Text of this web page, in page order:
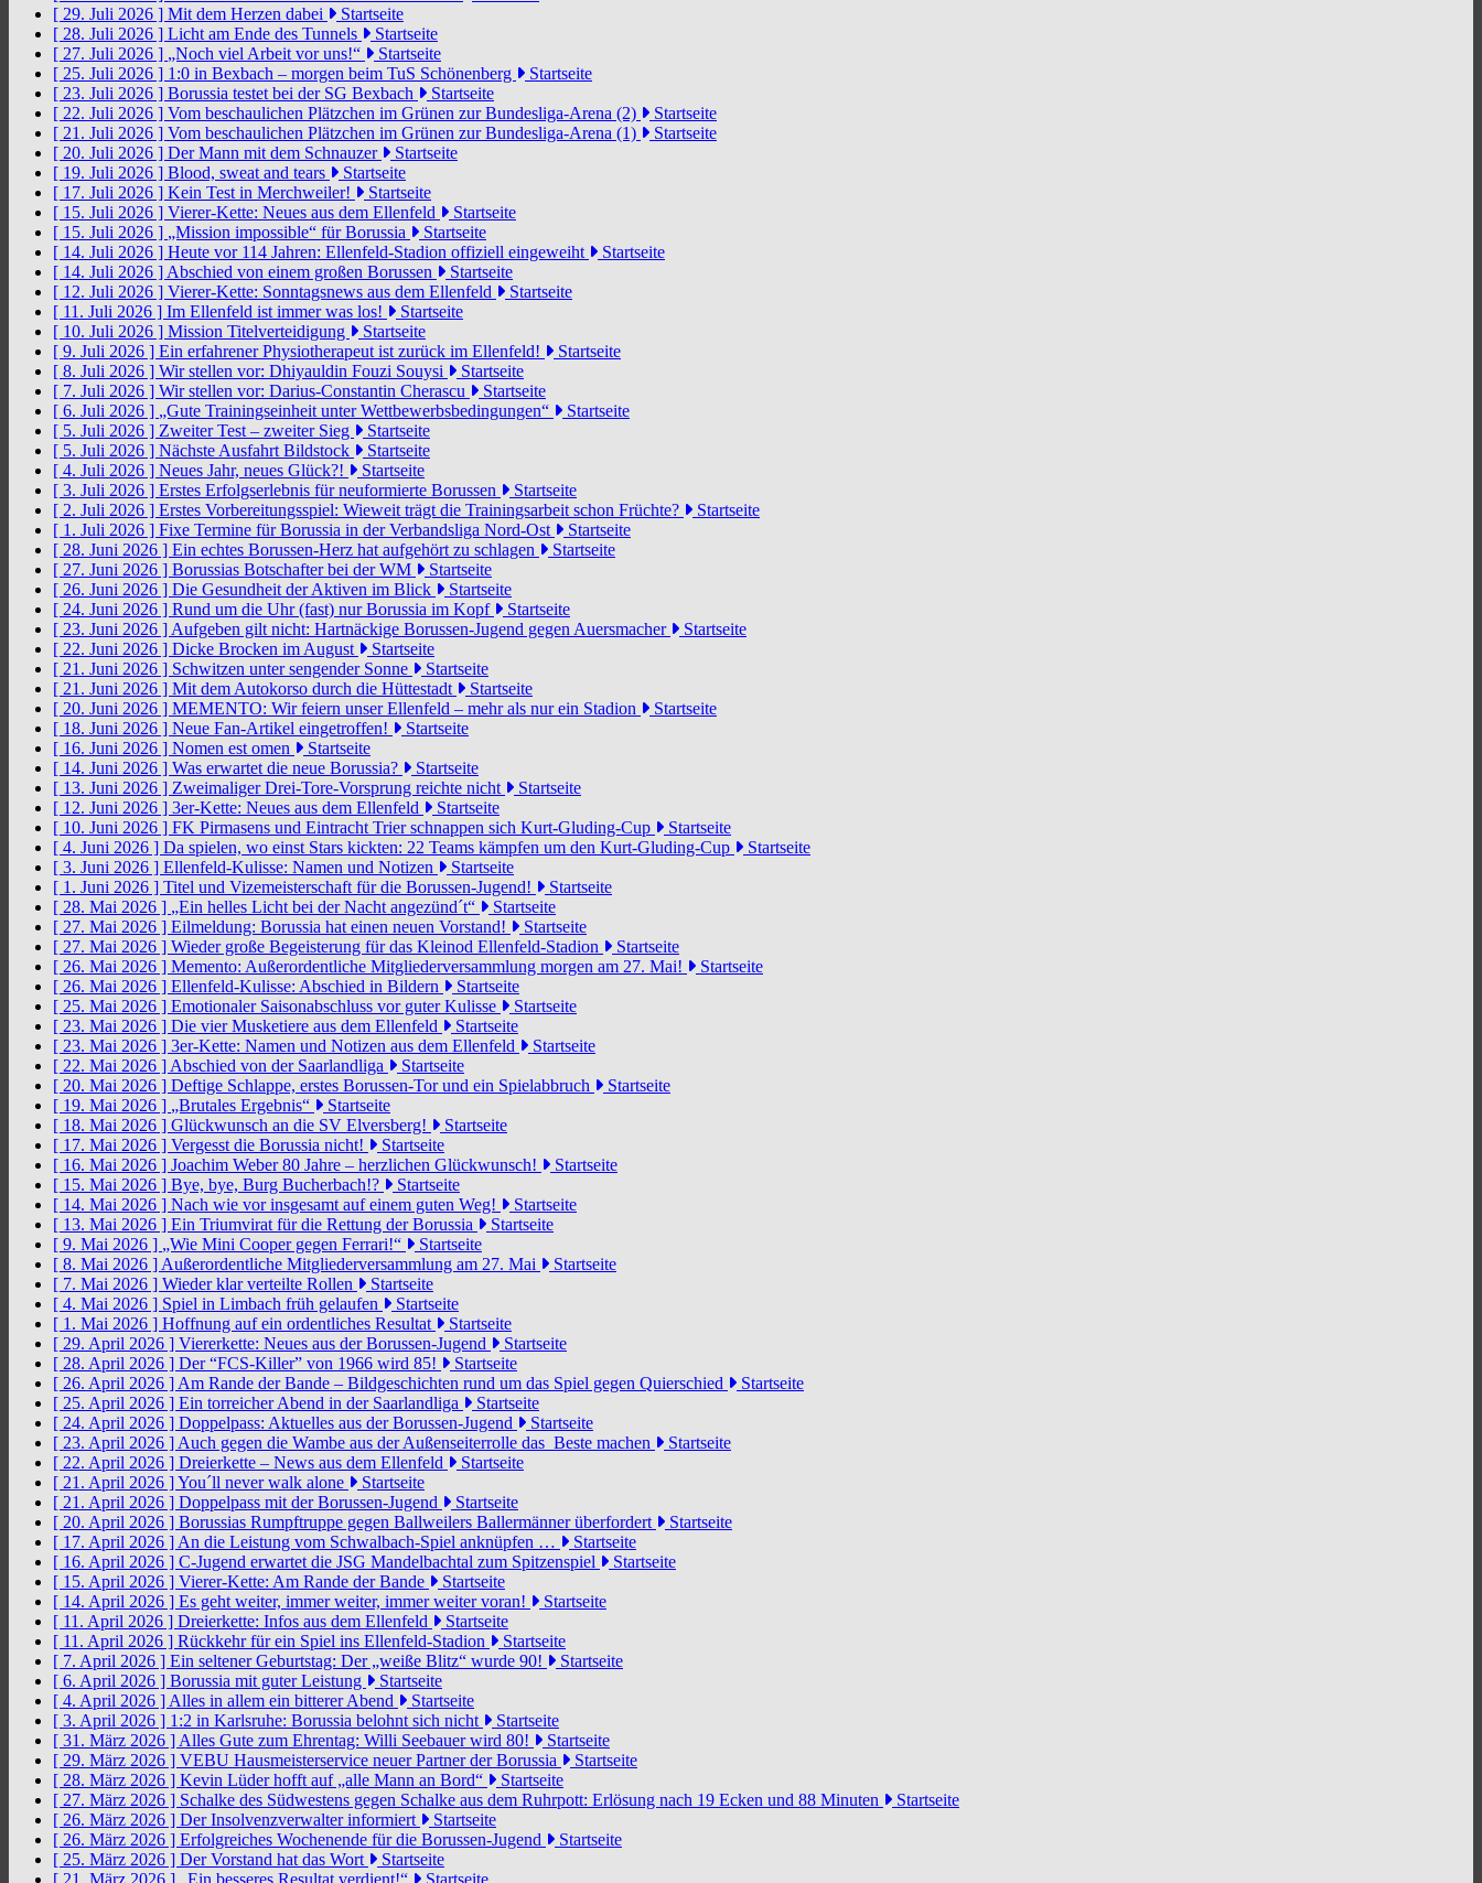
[ 29. Juli 2026 ] Mit dem Herzen dabei
Startseite
[ 28. Juli 2026 ] Licht am Ende des Tunnels
Startseite
[ 27. Juli 2026 ] „Noch viel Arbeit vor uns!“
Startseite
[ 25. Juli 2026 ] 1:0 in Bexbach – morgen beim TuS Schönenberg
Startseite
[ 23. Juli 2026 ] Borussia testet bei der SG Bexbach
Startseite
[ 22. Juli 2026 ] Vom beschaulichen Plätzchen im Grünen zur Bundesliga-Arena (2)
Startseite
[ 21. Juli 2026 ] Vom beschaulichen Plätzchen im Grünen zur Bundesliga-Arena (1)
Startseite
[ 20. Juli 2026 ] Der Mann mit dem Schnauzer
Startseite
[ 19. Juli 2026 ] Blood, sweat and tears
Startseite
[ 17. Juli 2026 ] Kein Test in Merchweiler!
Startseite
[ 15. Juli 2026 ] Vierer-Kette: Neues aus dem Ellenfeld
Startseite
[ 15. Juli 2026 ] „Mission impossible“ für Borussia
Startseite
[ 14. Juli 2026 ] Heute vor 114 Jahren: Ellenfeld-Stadion offiziell eingeweiht
Startseite
[ 14. Juli 2026 ] Abschied von einem großen Borussen
Startseite
[ 12. Juli 2026 ] Vierer-Kette: Sonntagsnews aus dem Ellenfeld
Startseite
[ 11. Juli 2026 ] Im Ellenfeld ist immer was los!
Startseite
[ 10. Juli 2026 ] Mission Titelverteidigung
Startseite
[ 9. Juli 2026 ] Ein erfahrener Physiotherapeut ist zurück im Ellenfeld!
Startseite
[ 8. Juli 2026 ] Wir stellen vor: Dhiyauldin Fouzi Souysi
Startseite
[ 7. Juli 2026 ] Wir stellen vor: Darius-Constantin Cherascu
Startseite
[ 6. Juli 2026 ] „Gute Trainingseinheit unter Wettbewerbsbedingungen“
Startseite
[ 5. Juli 2026 ] Zweiter Test – zweiter Sieg
Startseite
[ 5. Juli 2026 ] Nächste Ausfahrt Bildstock
Startseite
[ 4. Juli 2026 ] Neues Jahr, neues Glück?!
Startseite
[ 3. Juli 2026 ] Erstes Erfolgserlebnis für neuformierte Borussen
Startseite
[ 2. Juli 2026 ] Erstes Vorbereitungsspiel: Wieweit trägt die Trainingsarbeit schon Früchte?
Startseite
[ 1. Juli 2026 ] Fixe Termine für Borussia in der Verbandsliga Nord-Ost
Startseite
[ 28. Juni 2026 ] Ein echtes Borussen-Herz hat aufgehört zu schlagen
Startseite
[ 27. Juni 2026 ] Borussias Botschafter bei der WM
Startseite
[ 26. Juni 2026 ] Die Gesundheit der Aktiven im Blick
Startseite
[ 24. Juni 2026 ] Rund um die Uhr (fast) nur Borussia im Kopf
Startseite
[ 23. Juni 2026 ] Aufgeben gilt nicht: Hartnäckige Borussen-Jugend gegen Auersmacher
Startseite
[ 22. Juni 2026 ] Dicke Brocken im August
Startseite
[ 21. Juni 2026 ] Schwitzen unter sengender Sonne
Startseite
[ 21. Juni 2026 ] Mit dem Autokorso durch die Hüttestadt
Startseite
[ 20. Juni 2026 ] MEMENTO: Wir feiern unser Ellenfeld – mehr als nur ein Stadion
Startseite
[ 18. Juni 2026 ] Neue Fan-Artikel eingetroffen!
Startseite
[ 16. Juni 2026 ] Nomen est omen
Startseite
[ 14. Juni 2026 ] Was erwartet die neue Borussia?
Startseite
[ 13. Juni 2026 ] Zweimaliger Drei-Tore-Vorsprung reichte nicht
Startseite
[ 12. Juni 2026 ] 3er-Kette: Neues aus dem Ellenfeld
Startseite
[ 10. Juni 2026 ] FK Pirmasens und Eintracht Trier schnappen sich Kurt-Gluding-Cup
Startseite
[ 4. Juni 2026 ] Da spielen, wo einst Stars kickten: 22 Teams kämpfen um den Kurt-Gluding-Cup
Startseite
[ 3. Juni 2026 ] Ellenfeld-Kulisse: Namen und Notizen
Startseite
[ 1. Juni 2026 ] Titel und Vizemeisterschaft für die Borussen-Jugend!
Startseite
[ 28. Mai 2026 ] „Ein helles Licht bei der Nacht angezünd´t“
Startseite
[ 27. Mai 2026 ] Eilmeldung: Borussia hat einen neuen Vorstand!
Startseite
[ 27. Mai 2026 ] Wieder große Begeisterung für das Kleinod Ellenfeld-Stadion
Startseite
[ 26. Mai 2026 ] Memento: Außerordentliche Mitgliederversammlung morgen am 27. Mai!
Startseite
[ 26. Mai 2026 ] Ellenfeld-Kulisse: Abschied in Bildern
Startseite
[ 25. Mai 2026 ] Emotionaler Saisonabschluss vor guter Kulisse
Startseite
[ 23. Mai 2026 ] Die vier Musketiere aus dem Ellenfeld
Startseite
[ 23. Mai 2026 ] 3er-Kette: Namen und Notizen aus dem Ellenfeld
Startseite
[ 22. Mai 2026 ] Abschied von der Saarlandliga
Startseite
[ 20. Mai 2026 ] Deftige Schlappe, erstes Borussen-Tor und ein Spielabbruch
Startseite
[ 19. Mai 2026 ] „Brutales Ergebnis“
Startseite
[ 18. Mai 2026 ] Glückwunsch an die SV Elversberg!
Startseite
[ 17. Mai 2026 ] Vergesst die Borussia nicht!
Startseite
[ 16. Mai 2026 ] Joachim Weber 80 Jahre – herzlichen Glückwunsch!
Startseite
[ 15. Mai 2026 ] Bye, bye, Burg Bucherbach!?
Startseite
[ 14. Mai 2026 ] Nach wie vor insgesamt auf einem guten Weg!
Startseite
[ 13. Mai 2026 ] Ein Triumvirat für die Rettung der Borussia
Startseite
[ 9. Mai 2026 ] „Wie Mini Cooper gegen Ferrari!“
Startseite
[ 8. Mai 2026 ] Außerordentliche Mitgliederversammlung am 27. Mai
Startseite
[ 7. Mai 2026 ] Wieder klar verteilte Rollen
Startseite
[ 4. Mai 2026 ] Spiel in Limbach früh gelaufen
Startseite
[ 1. Mai 2026 ] Hoffnung auf ein ordentliches Resultat
Startseite
[ 29. April 2026 ] Viererkette: Neues aus der Borussen-Jugend
Startseite
[ 28. April 2026 ] Der “FCS-Killer” von 1966 wird 85!
Startseite
[ 26. April 2026 ] Am Rande der Bande – Bildgeschichten rund um das Spiel gegen Quierschied
Startseite
[ 25. April 2026 ] Ein torreicher Abend in der Saarlandliga
Startseite
[ 24. April 2026 ] Doppelpass: Aktuelles aus der Borussen-Jugend
Startseite
[ 23. April 2026 ] Auch gegen die Wambe aus der Außenseiterrolle das Beste machen
Startseite
[ 22. April 2026 ] Dreierkette – News aus dem Ellenfeld
Startseite
[ 21. April 2026 ]You´ll never walk alone
Startseite
[ 21. April 2026 ] Doppelpass mit der Borussen-Jugend
Startseite
[ 20. April 2026 ] Borussias Rumpftruppe gegen Ballweilers Ballermänner überfordert
Startseite
[ 17. April 2026 ] An die Leistung vom Schwalbach-Spiel anknüpfen …
Startseite
[ 16. April 2026 ] C-Jugend erwartet die JSG Mandelbachtal zum Spitzenspiel
Startseite
[ 15. April 2026 ] Vierer-Kette: Am Rande der Bande
Startseite
[ 14. April 2026 ] Es geht weiter, immer weiter, immer weiter voran!
Startseite
[ 11. April 2026 ] Dreierkette: Infos aus dem Ellenfeld
Startseite
[ 11. April 2026 ] Rückkehr für ein Spiel ins Ellenfeld-Stadion
Startseite
[ 7. April 2026 ] Ein seltener Geburtstag: Der „weiße Blitz“ wurde 90!
Startseite
[ 6. April 2026 ] Borussia mit guter Leistung
Startseite
[ 4. April 2026 ] Alles in allem ein bitterer Abend
Startseite
[ 3. April 2026 ] 1:2 in Karlsruhe: Borussia belohnt sich nicht
Startseite
[ 31. März 2026 ] Alles Gute zum Ehrentag: Willi Seebauer wird 80!
Startseite
[ 29. März 2026 ] VEBU Hausmeisterservice neuer Partner der Borussia
Startseite
[ 28. März 2026 ] Kevin Lüder hofft auf „alle Mann an Bord“
Startseite
[ 27. März 2026 ] Schalke des Südwestens gegen Schalke aus dem Ruhrpott: Erlösung nach 19 Ecken und 88 Minuten
Startseite
[ 26. März 2026 ] Der Insolvenzverwalter informiert
Startseite
[ 26. März 2026 ] Erfolgreiches Wochenende für die Borussen-Jugend
Startseite
[ 25. März 2026 ] Der Vorstand hat das Wort
Startseite
[ 21. März 2026 ] „Ein besseres Resultat verdient!“
Startseite